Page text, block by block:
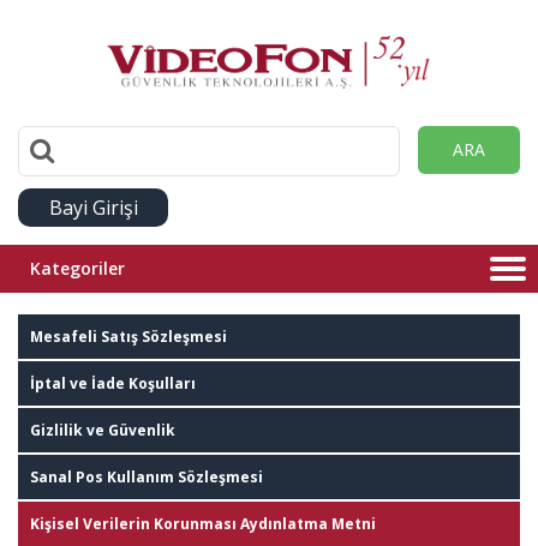
ARA
Bayi Girişi
Kategoriler
Mesafeli Satış Sözleşmesi
İptal ve İade Koşulları
Gizlilik ve Güvenlik
Sanal Pos Kullanım Sözleşmesi
Kişisel Verilerin Korunması Aydınlatma Metni